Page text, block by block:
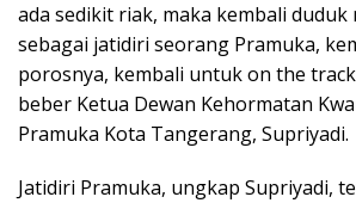
ada sedikit riak, maka kembali
sebagai jatidiri seorang Pramuka,
porosnya, kembali untuk on the track
beber Ketua Dewan Kehormatan
Pramuka Kota Tangerang, Supriyadi.
Jatidiri Pramuka, ungkap Supriyadi,